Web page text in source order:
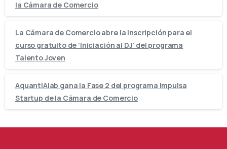
la Cámara de Comercio
La Cámara de Comercio abre la inscripción para el
curso gratuito de ‘Iniciación al DJ’ del programa
Talento Joven
AquantIAlab gana la Fase 2 del programa Impulsa
Startup de la Cámara de Comercio